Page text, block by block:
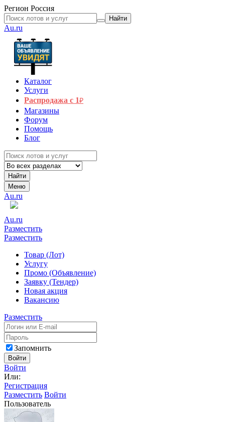
Регион Россия
Найти
Au.ru
Каталог
Услуги
Распродажа с 1₽
Магазины
Форум
Помощь
Блог
Найти
Меню
Au.ru
Au.ru
Разместить
Разместить
Товар (Лот)
Услугу
Промо (Объявление)
Заявку (Тендер)
Новая акция
Вакансию
Разместить
Запомнить
Войти
Войти
Или:
Регистрация
Разместить Войти
Пользователь